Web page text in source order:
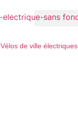
Vélos de ville électriques